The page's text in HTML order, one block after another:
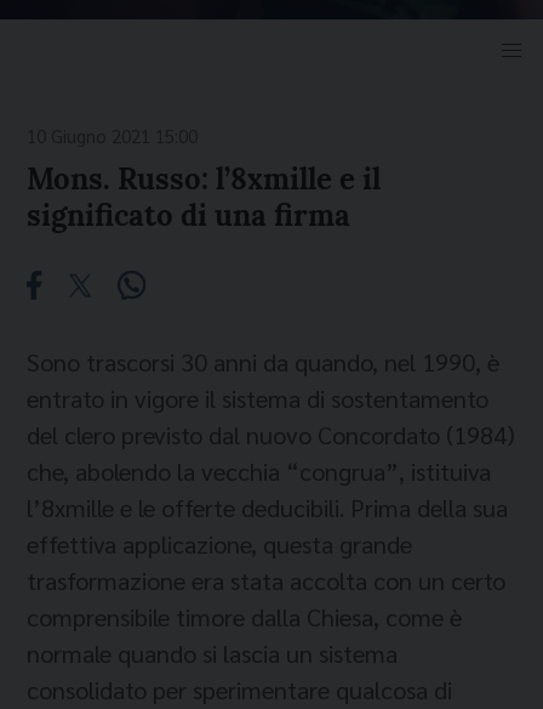
Mons. Russo: l’8xmille e il
significato di una firma
Sono trascorsi 30 anni da quando, nel 1990, è
entrato in vigore il sistema di sostentamento
del clero previsto dal nuovo Concordato (1984)
che, abolendo la vecchia “congrua”, istituiva
l’8xmille e le offerte deducibili. Prima della sua
effettiva applicazione, questa grande
trasformazione era stata accolta con un certo
comprensibile timore dalla Chiesa, come è
normale quando si lascia un sistema
consolidato per sperimentare qualcosa di